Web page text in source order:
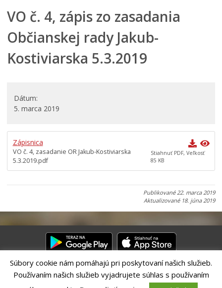
Referendum 2026
Hlavný kontrolór mesta
Mestské zastupiteľstvo
ZASADNUTIA
Videozáznamy zasadnutí mestského zastupiteľstva
Mestská rada
Komisie mestského zastupiteľstva
Poradné orgány primátora
Materiály pre poslancov
Materiály pre členov komisií
Archív
VO č. 4, zápis zo zasadania
Občianskej rady Jakub-
Kostiviarska 5.3.2019
Dátum
5. marca 2019
Zápisnica
VO č. 4, zasadanie OR Jakub-Kostiviarska
5.3.2019.pdf
Stiahnuť PDF, Veľkosť
85 KB
Publikované22. marca 2019
Aktualizované 18. júna 2019
Riešenie CITIO 2.0| Technický prevádzkovateľ – MVI Technology sk,
Súbory cookie nám pomáhajú pri poskytovaní našich služieb.
Používaním našich služieb vyjadrujete súhlas s používaním